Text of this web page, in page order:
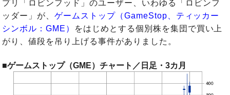
プリ「ロビンフッド」のユーザー、いわゆる「ロビンフ
ッダー」が、ゲームストップ（GameStop、ティッカー
シンボル：GME）
をはじめとする個別株を集団で買い上
がり、値段を吊り上げる事件がありました。
■ゲームストップ（GME）チャート／日足・3カ月